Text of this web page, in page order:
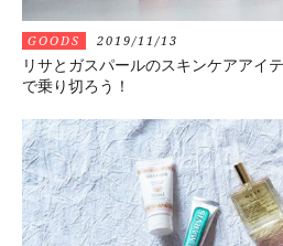
GOODS 2019/11/13
リサとガスパールのスキンケアアイ
で乗り切ろう！